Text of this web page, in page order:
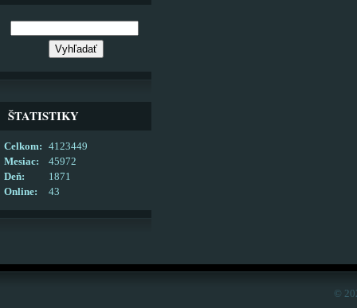
ŠTATISTIKY
Online: 43
Celkom:
4123449
Mesiac:
45972
Deň:
1871
©